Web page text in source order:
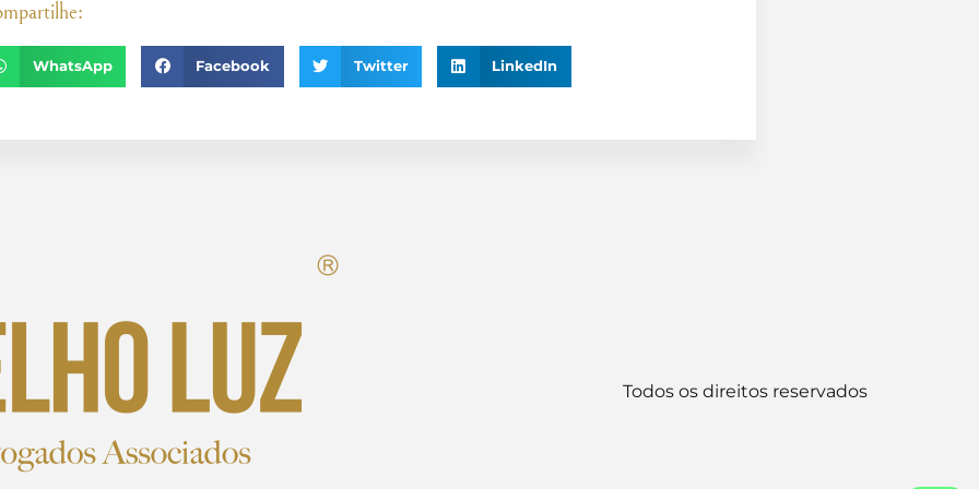
WhatsApp Facebook Twitter LinkedIn
Todos os direitos reservados